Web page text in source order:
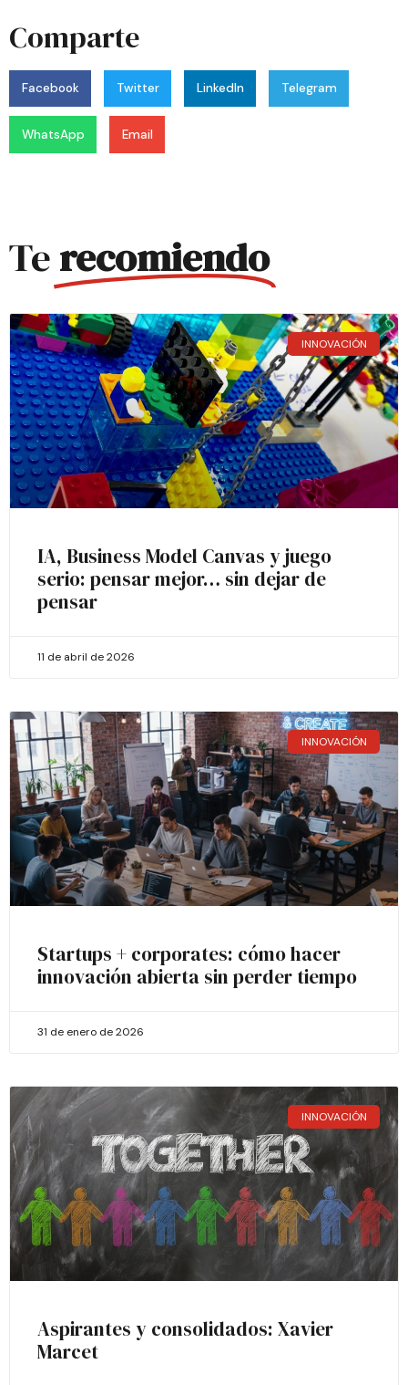
Comparte
Facebook Twitter LinkedIn Telegram
WhatsApp Email
Terecomiendo
INNOVACIÓN
IA, Business Model Canvas y juego
serio: pensar mejor… sin dejar de
pensar
11 de abril de 2026
INNOVACIÓN
Startups + corporates: cómo hacer
innovación abierta sin perder tiempo
31 de enero de 2026
INNOVACIÓN
Aspirantes y consolidados: Xavier
Marcet